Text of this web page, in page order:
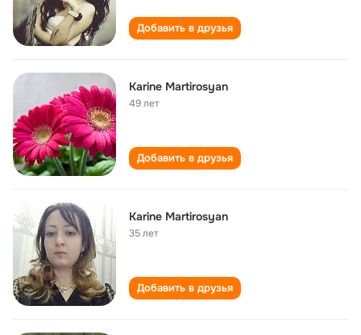
Добавить в друзья
Karine Martirosyan
49 лет
Добавить в друзья
Karine Martirosyan
35 лет
Добавить в друзья